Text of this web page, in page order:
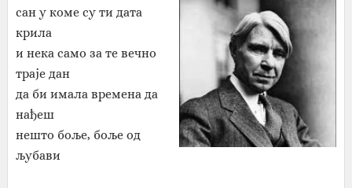
сан у коме су ти дата
крила
и нека само за те вечно
траје дан
да би имала времена да
нађеш
нешто боље, боље од
љубави